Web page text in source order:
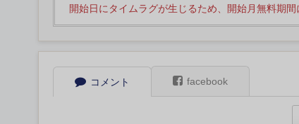
開始日にタイムラグが生じるため、開始月無料期間
コメント facebook